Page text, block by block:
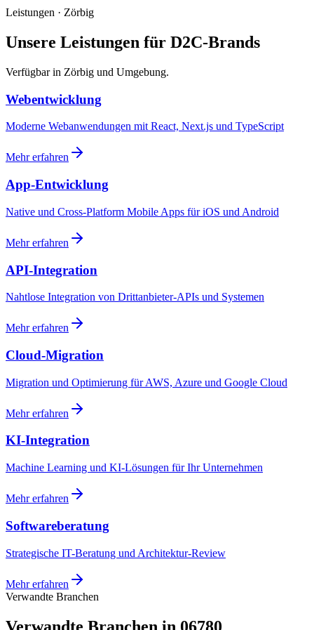
Leistungen · Zörbig
Unsere Leistungen für D2C-Brands
Verfügbar in Zörbig und Umgebung.
Webentwicklung
Moderne Webanwendungen mit React, Next.js und TypeScript
Mehr erfahren
App-Entwicklung
Native und Cross-Platform Mobile Apps für iOS und Android
Mehr erfahren
API-Integration
Nahtlose Integration von Drittanbieter-APIs und Systemen
Mehr erfahren
Cloud-Migration
Migration und Optimierung für AWS, Azure und Google Cloud
Mehr erfahren
KI-Integration
Machine Learning und KI-Lösungen für Ihr Unternehmen
Mehr erfahren
Softwareberatung
Strategische IT-Beratung und Architektur-Review
Mehr erfahren
Verwandte Branchen
Verwandte Branchen in 06780